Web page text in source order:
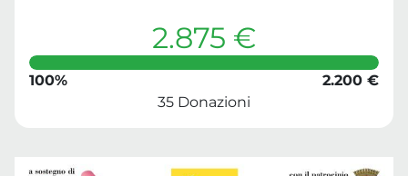
2.875 €
100%
2.200 €
35 Donazioni